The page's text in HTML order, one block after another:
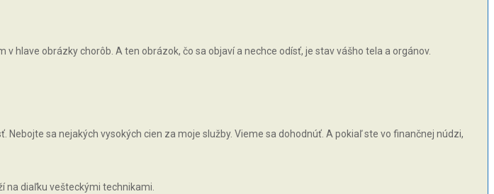
hlave obrázky chorôb. A ten obrázok, čo sa objaví a nechce odísť, je stav vášho tela a orgánov.
sa nejakých vysokých cien za moje služby. Vieme sa dohodnúť. A pokiaľ ste vo finančnej núdzi,
na diaľku vešteckými technikami.